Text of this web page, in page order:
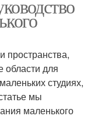
пространства,
области для
студиях,
мы
маленького